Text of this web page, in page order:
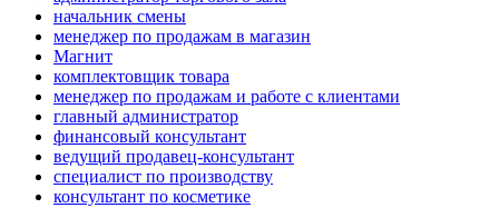
начальник смены
менеджер по продажам в магазин
Магнит
комплектовщик товара
менеджер по продажам и работе с клиентами
главный администратор
финансовый консультант
ведущий продавец-консультант
специалист по производству
консультант по косметике